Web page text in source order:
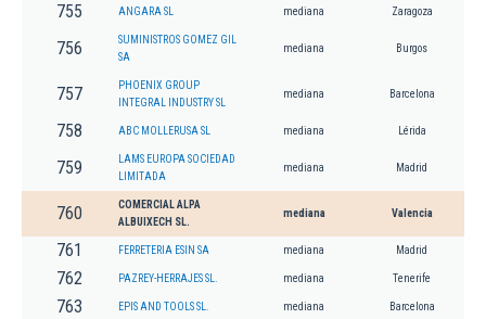
755 ANGARA SL mediana Zaragoza
756
SUMINISTROS GOMEZ GIL
SA
mediana Burgos
757
PHOENIX GROUP
INTEGRAL INDUSTRY SL
mediana Barcelona
758 ABC MOLLERUSA SL mediana Lérida
759
LAMS EUROPA SOCIEDAD
LIMITADA
mediana Madrid
760
COMERCIAL ALPA
ALBUIXECH SL.
mediana Valencia
761 FERRETERIA ESIN SA mediana Madrid
762 PAZREY-HERRAJES SL. mediana Tenerife
763 EPIS AND TOOLS SL. mediana Barcelona